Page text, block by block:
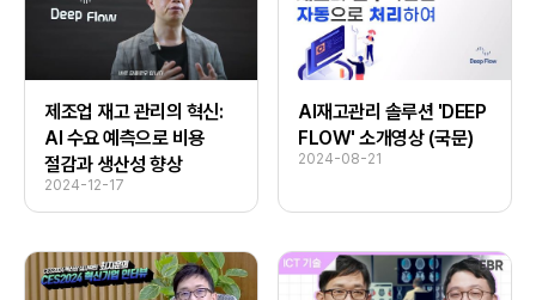
제조업 재고 관리의 혁신:
AI 수요 예측으로 비용
절감과 생산성 향상
2024-12-17
AI재고관리 솔루션 'DEEP
FLOW' 소개영상 (국문)
2024-08-21